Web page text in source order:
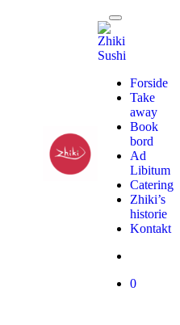
Forside
Take
away
Book
bord
Ad
Libitum
Catering
Zhiki’s
historie
Kontakt
0